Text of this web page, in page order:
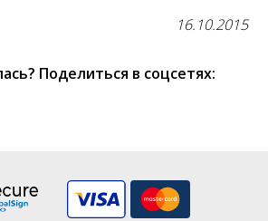
16.10.2015
Поделиться в соцсетях: